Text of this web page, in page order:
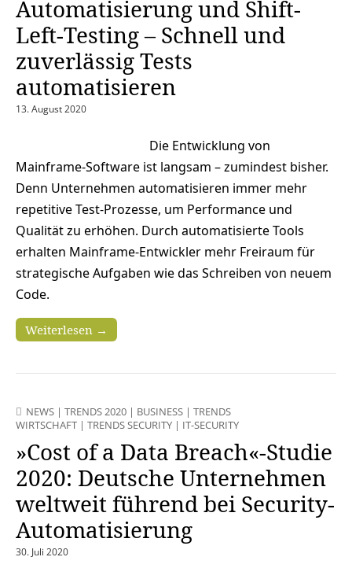
Automatisierung und Shift-
Left-Testing – Schnell und
zuverlässig Tests
automatisieren
13. August 2020
Die Entwicklung von
Mainframe-Software ist langsam – zumindest bisher.
Denn Unternehmen automatisieren immer mehr
repetitive Test-Prozesse, um Performance und
Qualität zu erhöhen. Durch automatisierte Tools
erhalten Mainframe-Entwickler mehr Freiraum für
strategische Aufgaben wie das Schreiben von neuem
Code.
Weiterlesen →
NEWS | TRENDS 2020 | BUSINESS | TRENDS
WIRTSCHAFT | TRENDS SECURITY | IT-SECURITY
»Cost of a Data Breach«-Studie
2020: Deutsche Unternehmen
weltweit führend bei Security-
Automatisierung
30. Juli 2020